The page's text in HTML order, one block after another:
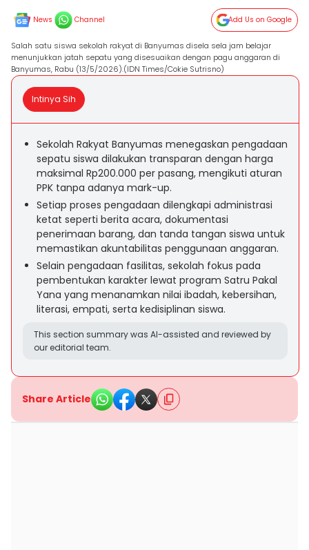
News Channel Add Us on Google
Salah satu siswa sekolah rakyat di Banyumas disela sela jam belajar
menunjukkan jatah sepatu yang disesuaikan dengan pagu anggaran di
Banyumas, Rabu (13/5/2026).(IDN Times/Cokie Sutrisno)
Intinya Sih
Sekolah Rakyat Banyumas menegaskan pengadaan
sepatu siswa dilakukan transparan dengan harga
maksimal Rp200.000 per pasang, mengikuti aturan
PPK tanpa adanya mark-up.
Setiap proses pengadaan dilengkapi administrasi
ketat seperti berita acara, dokumentasi
penerimaan barang, dan tanda tangan siswa untuk
memastikan akuntabilitas penggunaan anggaran.
Selain pengadaan fasilitas, sekolah fokus pada
pembentukan karakter lewat program Satru Pakal
Yana yang menanamkan nilai ibadah, kebersihan,
literasi, empati, serta kedisiplinan siswa.
This section summary was AI-assisted and reviewed by
our editorial team.
Share Article